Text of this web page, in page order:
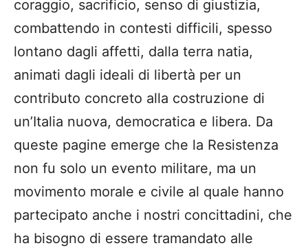
coraggio, sacrificio, senso di giustizia,
combattendo in contesti difficili, spesso
lontano dagli affetti, dalla terra natia,
animati dagli ideali di libertà per un
contributo concreto alla costruzione di
un’Italia nuova, democratica e libera. Da
queste pagine emerge che la Resistenza
non fu solo un evento militare, ma un
movimento morale e civile al quale hanno
partecipato anche i nostri concittadini, che
ha bisogno di essere tramandato alle